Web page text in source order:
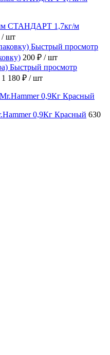
СТАНДАРТ 1,7кг/м
/ шт
Быстрый просмотр
200 ₽ / шт
Быстрый просмотр
1 180 ₽ / шт
0,9Кг Красный 630